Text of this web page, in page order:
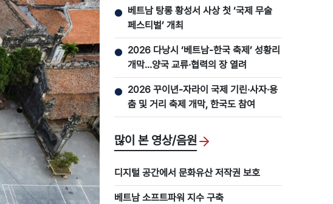
● 베트남 탕롱 황성서 사상 첫 ‘국제 무술
페스티벌’ 개최
● 2026 다낭시 ‘베트남-한국 축제’ 성황리
개막…양국 교류·협력의 장 열려
● 2026 꾸이년-자라이 국제 기린·사자·용
춤 및 거리 축제 개막, 한국도 참여
많이 본 영상/음원
디지털 공간에서 문화유산 저작권 보호
베트남 소프트파워 지수 구축